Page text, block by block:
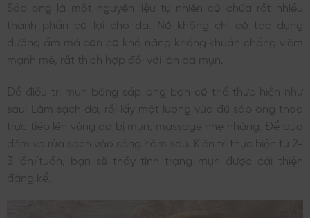
Sáp ong là một nguyên liệu tự nhiên có chứa rất nhiều
thành phần có lợi cho da. Nó không chỉ có tác dụng
dưỡng ẩm mà còn có khả năng kháng khuẩn chống viêm
mạnh mẽ, rất thích hợp đối với làn da mụn.
Để điều trị mụn bằng sáp ong bạn có thể thực hiện như
sau: Làm sạch da, rồi lấy một lượng vừa đủ sáp ong thoa
trực tiếp lên vùng da bị mụn, massage nhẹ nhàng. Để qua
đêm và rửa sạch vào sáng hôm sau. Kiên trì thực hiện từ 2-
3 lần/tuần, bạn sẽ thấy tình trạng mụn được cải thiện
đáng kể.